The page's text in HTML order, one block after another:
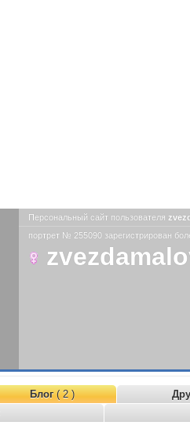
Персональный сайт пользователя
портрет № 255090 зарегистрирован
Блог( 2 )